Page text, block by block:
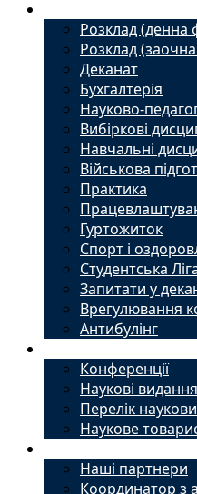
Розклад
Розклад
Деканат
Бухгалтерія
Науково-
Вибіркові
Навчальні
Військова
Практика
Гуртожиток
Спорт і
Студентська
Запитати у
Врегулювання
Антибулінг
Конференції
Наукові
Перелік
Наукове
Наші партнери
Координатор з